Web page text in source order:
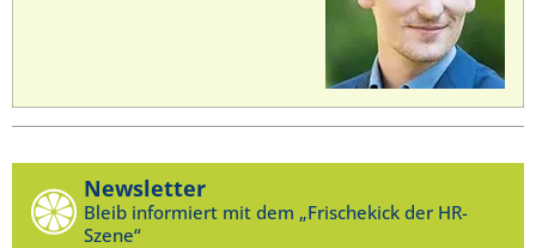
Newsletter
Bleib informiert mit dem „Frischekick der HR-
Szene“